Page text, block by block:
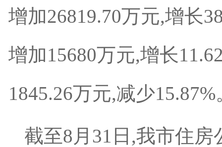
增加26819.70万元,增长
增加15680万元,增长
1845.26万元,减少15.87%
截至8月31日,我市住